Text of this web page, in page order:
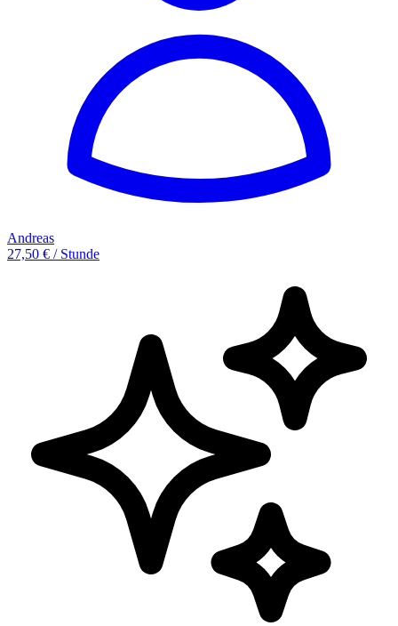
Andreas
27,50 € / Stunde